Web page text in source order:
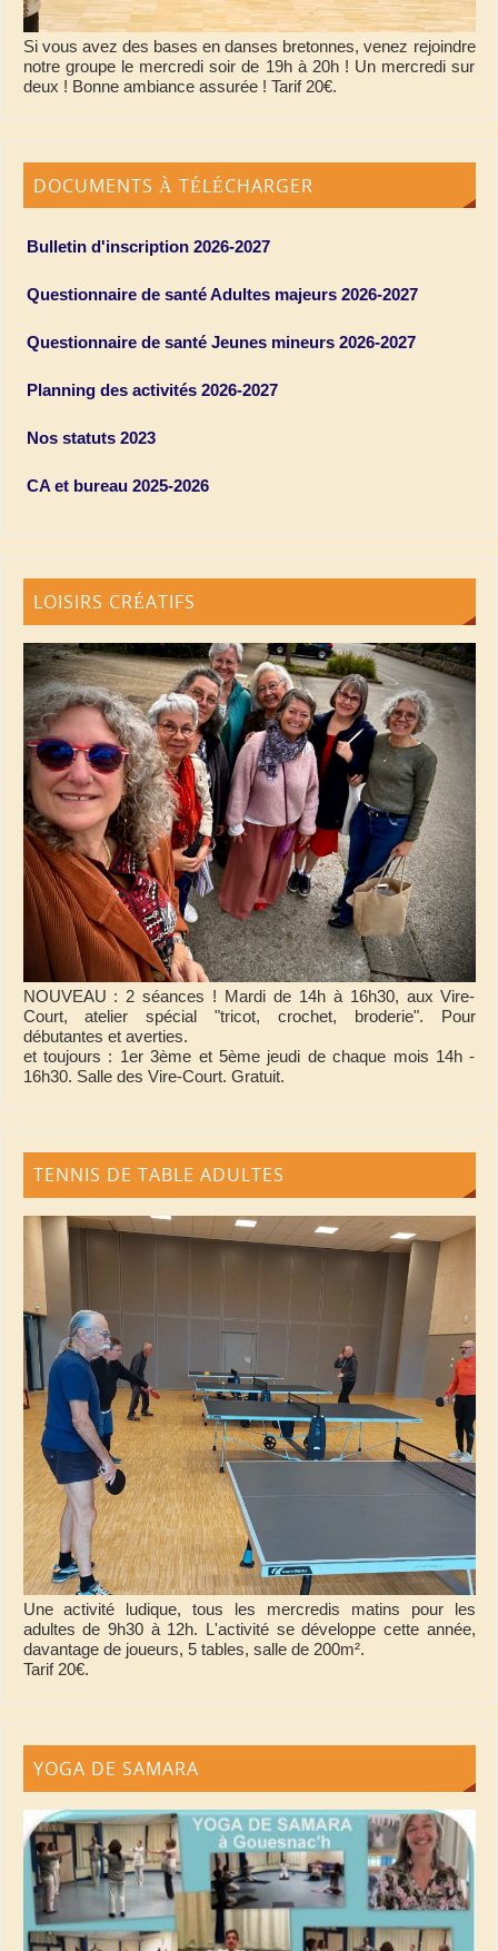
Si vous avez des bases en danses bretonnes, venez rejoindre
notre groupe le mercredi soir de 19h à 20h ! Un mercredi sur
deux ! Bonne ambiance assurée ! Tarif 20€.
DOCUMENTS À TÉLÉCHARGER
Bulletin d'inscription 2026-2027
Questionnaire de santé Adultes majeurs 2026-2027
Questionnaire de santé Jeunes mineurs 2026-2027
Planning des activités 2026-2027
Nos statuts 2023
CA et bureau 2025-2026
LOISIRS CRÉATIFS
NOUVEAU : 2 séances ! Mardi de 14h à 16h30, aux Vire-
Court, atelier spécial "tricot, crochet, broderie". Pour
débutantes et averties.
et toujours : 1er 3ème et 5ème jeudi de chaque mois 14h -
16h30. Salle des Vire-Court. Gratuit.
TENNIS DE TABLE ADULTES
Une activité ludique, tous les mercredis matins pour les
adultes de 9h30 à 12h. L'activité se développe cette année,
davantage de joueurs, 5 tables, salle de 200m².
Tarif 20€.
YOGA DE SAMARA